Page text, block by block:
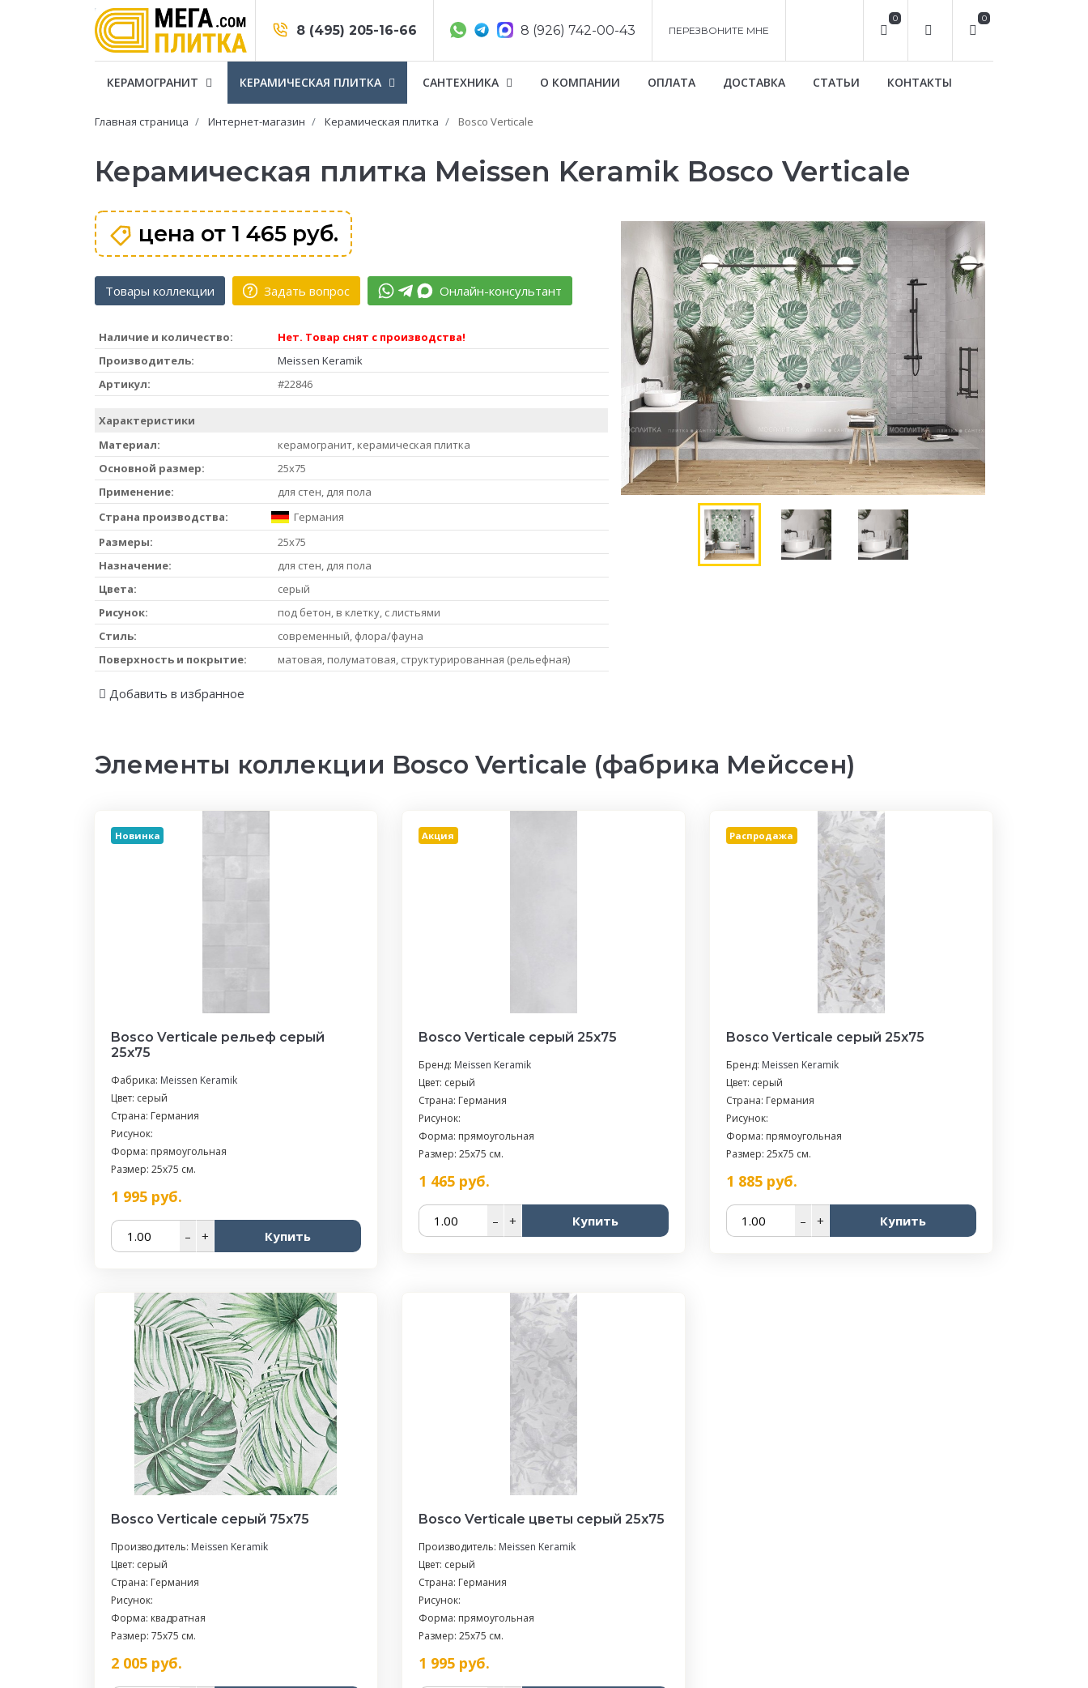
8 (495) 205-16-66 8 (926) 742-00-43 ПЕРЕЗВОНИТЕ МНЕ
0 0
КЕРАМОГРАНИТ КЕРАМИЧЕСКАЯ ПЛИТКА САНТЕХНИКА О КОМПАНИИ ОПЛАТА ДОСТАВКА СТАТЬИ КОНТАКТЫ
Главная страница Интернет-магазин Керамическая плитка Bosco Verticale
Керамическая плитка Meissen Keramik Bosco Verticale
цена от 1 465 руб.
Товары коллекции Задать вопрос Онлайн-консультант
Наличие и количество:
Нет. Товар снят с производства!
Производитель:
Meissen Keramik
Артикул:
#22846
Характеристики
Материал:
керамогранит, керамическая плитка
Основной размер:
25x75
Применение:
для стен, для пола
Страна производства:
Германия
Размеры:
25x75
Назначение:
для стен, для пола
Цвета:
серый
Рисунок:
под бетон, в клетку, с листьями
Стиль:
современный, флора/фауна
Поверхность и покрытие:
матовая, полуматовая, структурированная (рельефная)
Добавить в избранное
Элементы коллекции Bosco Verticale (фабрика Мейссен)
Новинка
Bosco Verticale рельеф серый
25х75
Фабрика: Meissen Keramik
Цвет: серый
Страна: Германия
Рисунок:
Форма: прямоугольная
Размер: 25x75 см.
1 995 руб.
– + Купить
Акция
Bosco Verticale серый 25х75
Бренд: Meissen Keramik
Цвет: серый
Страна: Германия
Рисунок:
Форма: прямоугольная
Размер: 25x75 см.
1 465руб.
– + Купить
Распродажа
Bosco Verticale серый 25х75
Бренд: Meissen Keramik
Цвет: серый
Страна: Германия
Рисунок:
Форма: прямоугольная
Размер: 25x75 см.
1 885руб.
– + Купить
Bosco Verticale серый 75х75
Производитель: Meissen Keramik
Цвет: серый
Страна: Германия
Рисунок:
Форма: квадратная
Размер: 75x75 см.
2 005 руб.
Bosco Verticale цветы серый 25х75
Производитель: Meissen Keramik
Цвет: серый
Страна: Германия
Рисунок:
Форма: прямоугольная
Размер: 25x75 см.
1 995руб.